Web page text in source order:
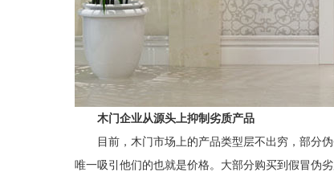
木门企业从源头上抑制劣质产品
目前，木门市场上的产品类型层不出穷，部分
唯一吸引他们的也就是价格。大部分购买到假冒伪